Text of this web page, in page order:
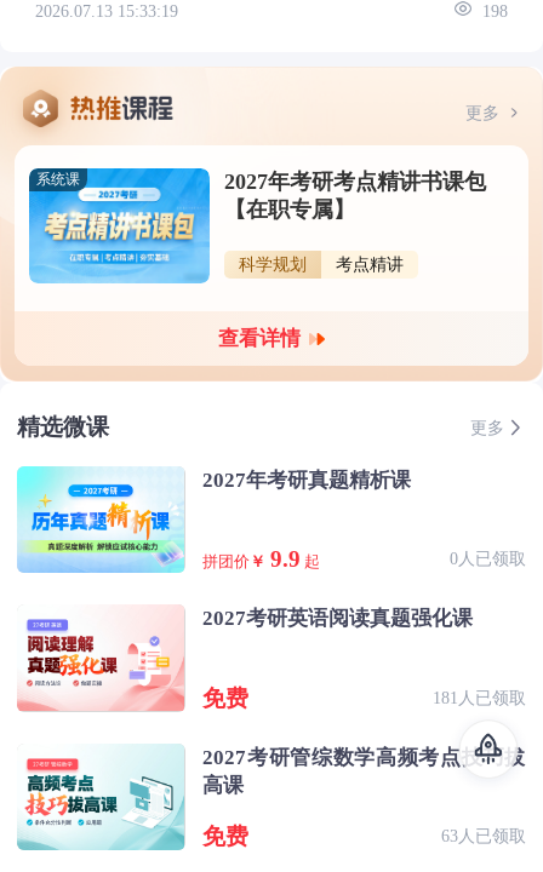
2026.07.13 15:33:19 198
更多
系统课
2027年考研考点精讲书课包
【在职专属】
科学规划 考点精讲
查看详情
精选微课 更多
2027年考研真题精析课
拼团价 ￥ 9.9 起 0人已领取
2027考研英语阅读真题强化课
免费 181人已领取
2027考研管综数学高频考点技巧拔
高课
免费 63人已领取